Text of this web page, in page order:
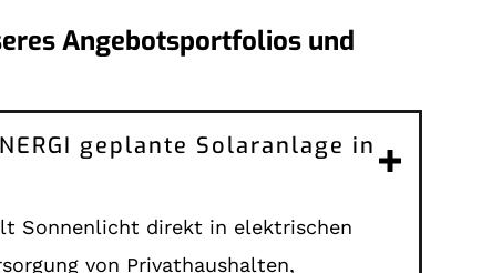
Angebotsportfolios und
geplante Solaranlage in
Sonnenlicht direkt in elektrischen
von Privathaushalten,